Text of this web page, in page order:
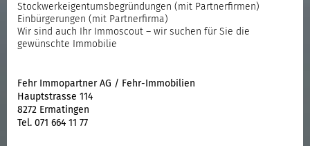
Stockwerkeigentumsbegründungen (mit Partnerfirmen)
Einbürgerungen (mit Partnerfirma)
Wir sind auch Ihr Immoscout – wir suchen für Sie die
gewünschte Immobilie
Fehr Immopartner AG / Fehr-Immobilien
Hauptstrasse 114
8272 Ermatingen
Tel. 071 664 11 77